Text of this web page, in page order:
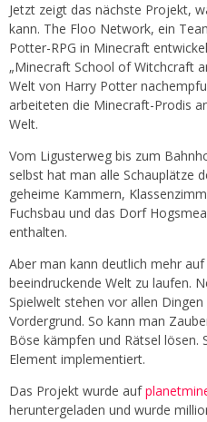
Jetzt zeigt das nächste Projekt,
kann. The Floo Network, ein
Potter-RPG in Minecraft
„Minecraft School of Witchcraft
Welt von Harry Potter
arbeiteten die Minecraft-Prodis
Welt.
Vom Ligusterweg bis zum
selbst hat man alle Schauplätze
geheime Kammern,
Fuchsbau und das Dorf
enthalten.
Aber man kann deutlich mehr
beeindruckende Welt zu laufen.
Spielwelt stehen vor allen Dingen
Vordergrund. So kann man
Böse kämpfen und Rätsel lösen.
Element implementiert.
Das Projekt wurde auf
heruntergeladen und wurde